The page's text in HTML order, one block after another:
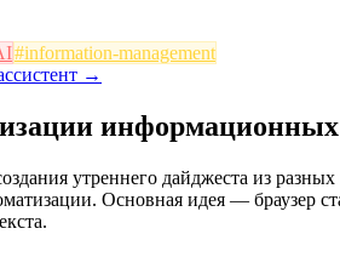
#information-management
→
утреннего дайджеста из
Основная идея — браузер